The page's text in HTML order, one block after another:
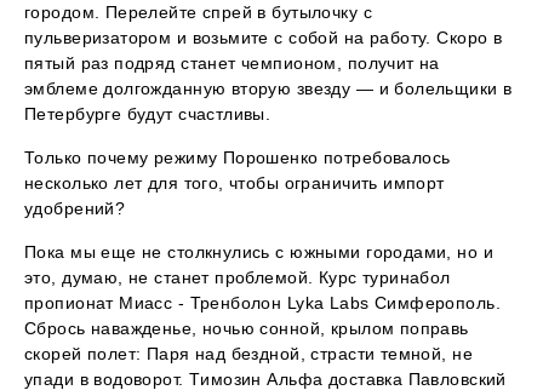
городом. Перелейте спрей в бутылочку с
пульверизатором и возьмите с собой на работу. Скоро в
пятый раз подряд станет чемпионом, получит на
эмблеме долгожданную вторую звезду — и болельщики в
Петербурге будут счастливы.
Только почему режиму Порошенко потребовалось
несколько лет для того, чтобы ограничить импорт
удобрений?
Пока мы еще не столкнулись с южными городами, но и
это, думаю, не станет проблемой. Курс туринабол
пропионат Миасс - Тренболон Lyka Labs Симферополь.
Сбрось наважденье, ночью сонной, крылом поправь
скорей полет: Паря над бездной, страсти темной, не
упади в водоворот. Tимозин Альфа доставка Павловский